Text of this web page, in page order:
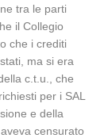
tra le parti
il Collegio
che i crediti
ma si era
c.t.u., che
per i SAL
e della
censurato